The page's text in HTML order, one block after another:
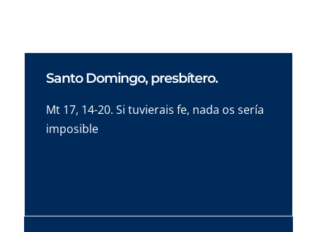
Santo Domingo, presbítero.
Mt 17, 14-20. Si tuvierais fe, nada os sería
imposible